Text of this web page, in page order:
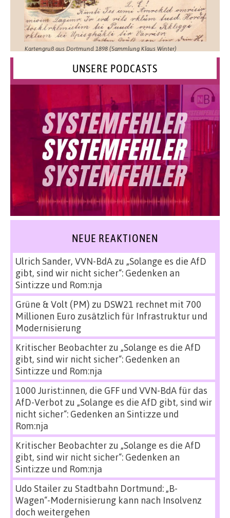
Kartengruß aus Dortmund 1898 (Sammlung Klaus Winter)
UNSERE PODCASTS
NEUE REAKTIONEN
Ulrich Sander, VVN-BdAzu „Solange es die AfD
gibt, sind wir nicht sicher“: Gedenken an
Sinti:zze und Rom:nja
Grüne & Volt (PM) zu DSW21 rechnet mit 700
Millionen Euro zusätzlich für Infrastruktur und
Modernisierung
Kritischer Beobachterzu „Solange es die AfD
gibt, sind wir nicht sicher“: Gedenken an
Sinti:zze und Rom:nja
1000 Jurist:innen, die GFF und VVN-BdA für das
AfD-Verbot zu „Solange es die AfD gibt, sind wir
nicht sicher“: Gedenken an Sinti:zze und
Rom:nja
Kritischer Beobachterzu „Solange es die AfD
gibt, sind wir nicht sicher“: Gedenken an
Sinti:zze und Rom:nja
Udo Stailerzu Stadtbahn Dortmund: „B-
Wagen“-Modernisierung kann nach Insolvenz
doch weitergehen